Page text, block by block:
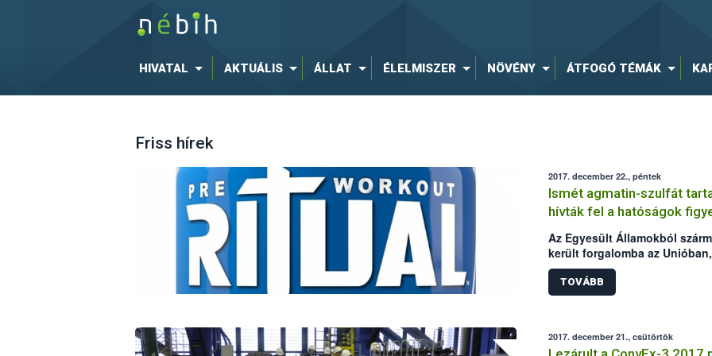
HIVATAL AKTUÁLIS ÁLLAT ÉLELMISZER NÖVÉNY ÁTFOGÓ TÉMÁK
Friss hírek
2017. december 22., péntek
Ismét agmatin-szulfát
hívták fel a hatóságok
Az Egyesült Államokból
került forgalomba az
élelmiszer-összetevőt
Élelmiszerlánc-biztonsági
hatóság bejelentése alapján –
TOVÁBB
2017. december 21., csütörtök